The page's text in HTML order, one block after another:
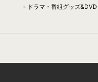
ドラマ・番組グッズ&DVD